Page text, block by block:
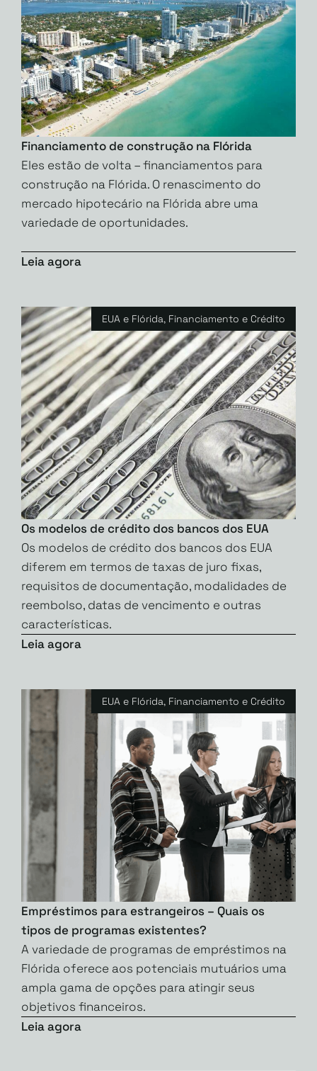
Financiamento de construção na Flórida
Eles estão de volta – financiamentos para
construção na Flórida. O renascimento do
mercado hipotecário na Flórida abre uma
variedade de oportunidades.
Leia agora
EUA e Flórida, Financiamento e Crédito
Os modelos de crédito dos bancos dos EUA
Os modelos de crédito dos bancos dos EUA
diferem em termos de taxas de juro fixas,
requisitos de documentação, modalidades de
reembolso, datas de vencimento e outras
características.
Leia agora
EUA e Flórida, Financiamento e Crédito
Empréstimos para estrangeiros – Quais os
tipos de programas existentes?
A variedade de programas de empréstimos na
Flórida oferece aos potenciais mutuários uma
ampla gama de opções para atingir seus
objetivos financeiros.
Leia agora